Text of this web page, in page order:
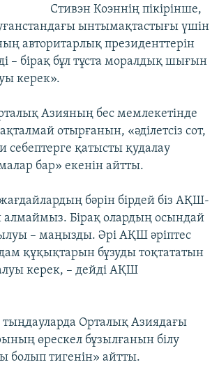
Стивэн Коэннің пікірінше,
ынтымақтастығы үшін
авторитарлық президенттерін
– бірақ бұл тұста моралдық шығын
керек».
Азияның бес мемлекетінде
отырғанын, «әділетсіз сот,
себептерге қатысты қудалау
бар» екенін айтты.
бәрін бірдей біз АҚШ-
алмаймыз. Бірақ олардың осындай
– маңызды. Әрі АҚШ әріптес
құқықтарын бұзуды тоқтататын
керек, – дейді АҚШ
тыңдауларда Орталық Азиядағы
өрескел бұзылғанын білу
болып тигенін» айтты.